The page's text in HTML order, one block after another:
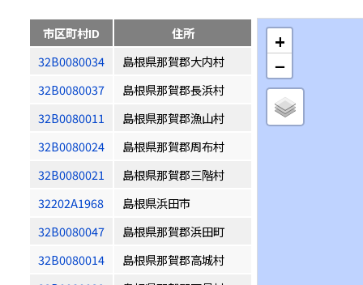
市区町村ID
住所
32B0080034
島根県那賀郡大内村
32B0080037
島根県那賀郡長浜村
32B0080011
島根県那賀郡漁山村
32B0080024
島根県那賀郡周布村
32B0080021
島根県那賀郡三階村
32202A1968
島根県浜田市
32B0080047
島根県那賀郡浜田町
32B0080014
島根県那賀郡高城村
+
−